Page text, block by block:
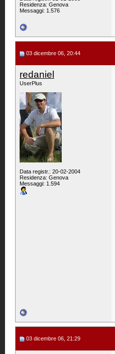
Residenza: Genova
Messaggi: 1.576
03 dicembre 06, 20:44
redaniel
UserPlus
Data registr.: 20-02-2004
Residenza: Genova
Messaggi: 1.594
03 dicembre 06, 21:29